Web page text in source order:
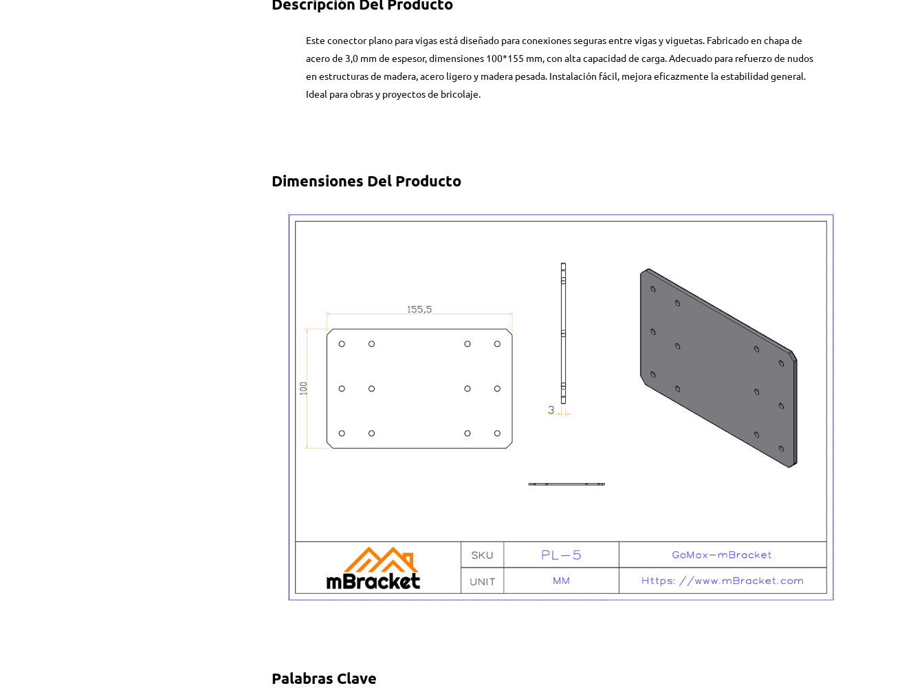
Este conector plano para vigas está diseñado para conexiones seguras entre vigas y viguetas. Fabricado en chapa de
acero de 3,0 mm de espesor, dimensiones 100*155 mm, con alta capacidad de carga. Adecuado para refuerzo de nudos
en estructuras de madera, acero ligero y madera pesada. Instalación fácil, mejora eficazmente la estabilidad general.
Ideal para obras y proyectos de bricolaje.
Dimensiones Del Producto
Palabras Clave